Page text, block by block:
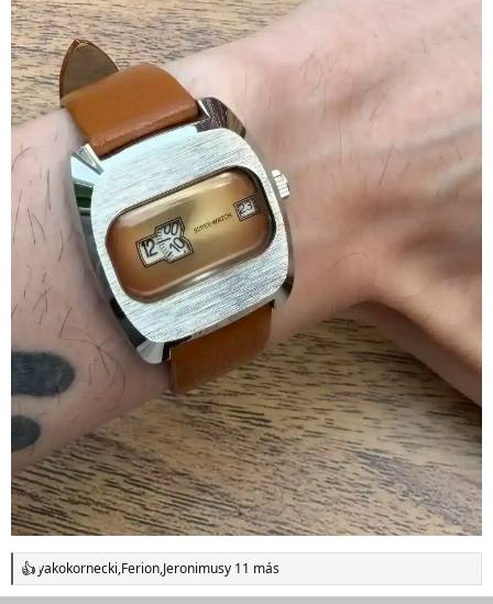
R
e
yakokornecki,Ferion,Jeronimusy 11 más